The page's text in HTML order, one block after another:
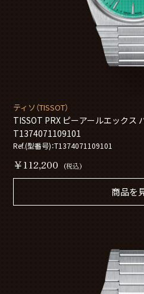
ティソ（TISSOT）
TISSOT PRX ピーアールエックス
T1374071109101
Ref.(型番号)：T1374071109101
￥112,200 (税込)
商品を